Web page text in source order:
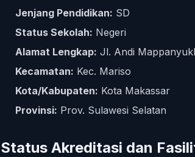
Jenjang Pendidikan: SD
Status Sekolah: Negeri
Alamat Lengkap: Jl. Andi
Kecamatan: Kec. Mariso
Kota/Kabupaten: Kota Makassar
Provinsi: Prov. Sulawesi Selatan
Status Akreditasi dan